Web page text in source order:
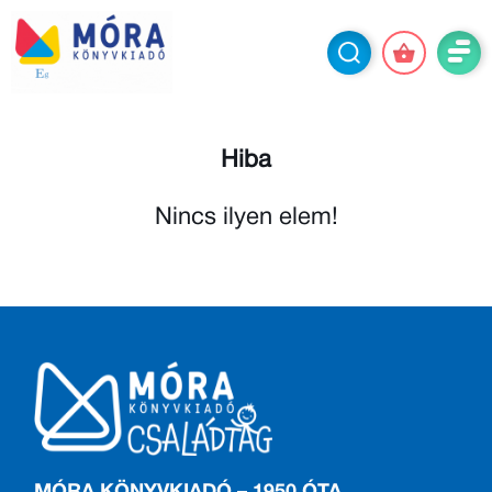
Hiba
Nincs ilyen elem!